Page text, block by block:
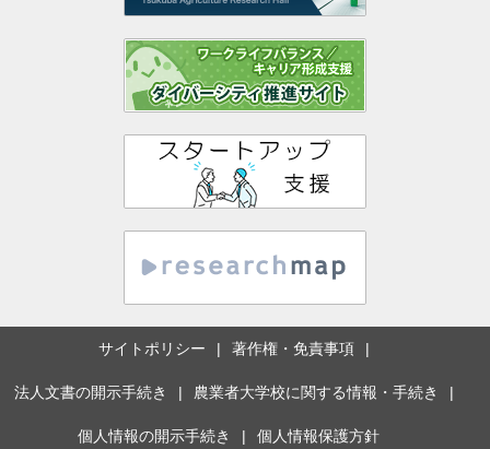
サイトポリシー 著作権・免責事項
法人文書の開示手続き 農業者大学校に関する情報・手続き
個人情報の開示手続き 個人情報保護方針